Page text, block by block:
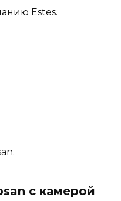
Estes.
.
с камерой